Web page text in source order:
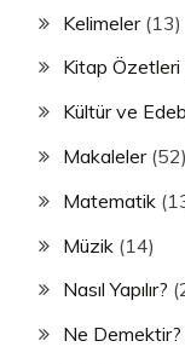
Kelimeler(13)
Kitap Özetleri
Kültür ve
Makaleler(52)
Matematik
Müzik (14)
Nasıl Yapılır?
Ne Demektir?